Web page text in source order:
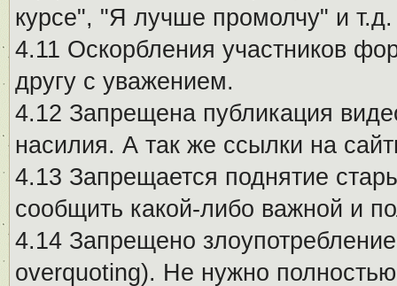
курсе", "Я лучше промолчу" и
4.11 Оскорбления участников
другу с уважением.
4.12 Запрещена публикация
насилия. А так же ссылки на
4.13 Запрещается поднятие
сообщить какой-либо важной и
4.14 Запрещено
overquoting). Не нужно